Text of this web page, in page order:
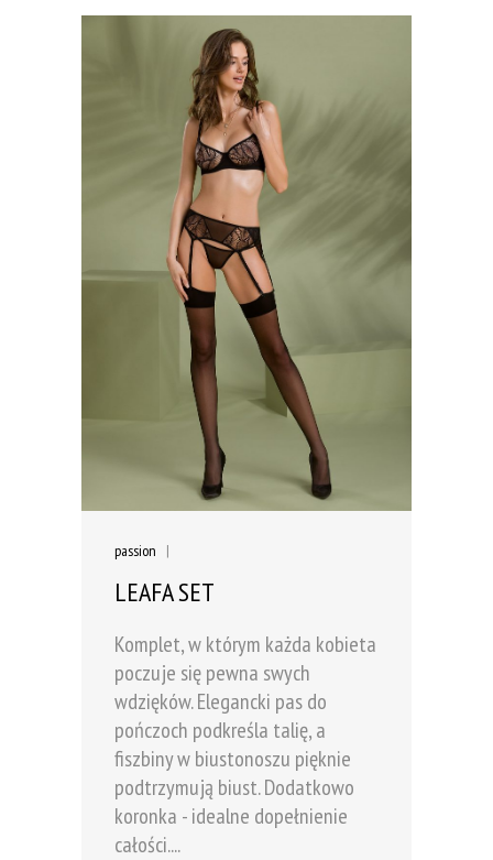
passion |
LEAFA SET
Komplet, w którym każda kobieta
poczuje się pewna swych
wdzięków. Elegancki pas do
pończoch podkreśla talię, a
fiszbiny w biustonoszu pięknie
podtrzymują biust. Dodatkowo
koronka - idealne dopełnienie
całości....